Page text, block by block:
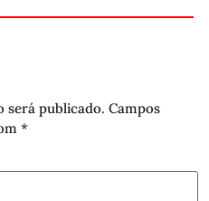
será publicado. Campos
*